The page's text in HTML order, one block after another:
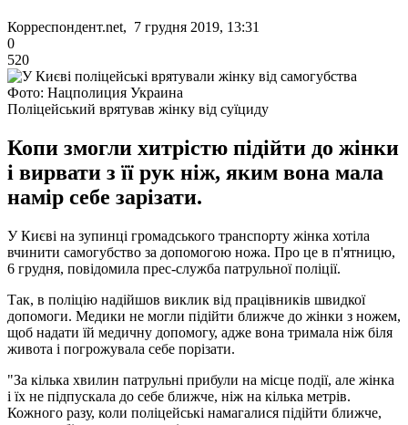
Корреспондент.net, 7 грудня 2019, 13:31
0
520
Фото: Нацполиция Украина
Поліцейський врятував жінку від суїциду
Копи змогли хитрістю підійти до жінки
і вирвати з її рук ніж, яким вона мала
намір себе зарізати.
У Києві на зупинці громадського транспорту жінка хотіла
вчинити самогубство за допомогою ножа. Про це в п'ятницю,
6 грудня, повідомила прес-служба патрульної поліції.
Так, в поліцію надійшов виклик від працівників швидкої
допомоги. Медики не могли підійти ближче до жінки з ножем,
щоб надати їй медичну допомогу, адже вона тримала ніж біля
живота і погрожувала себе порізати.
"За кілька хвилин патрульні прибули на місце події, але жінка
і їх не підпускала до себе ближче, ніж на кілька метрів.
Кожного разу, коли поліцейські намагалися підійти ближче,